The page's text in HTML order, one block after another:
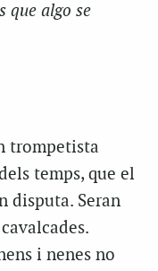
que algo se
trompetista
temps, que el
disputa. Seran
i nenes no